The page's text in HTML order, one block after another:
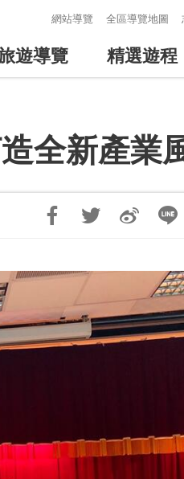
網站導覽 全區導覽地圖
遊導覽 精選遊程
全新產業